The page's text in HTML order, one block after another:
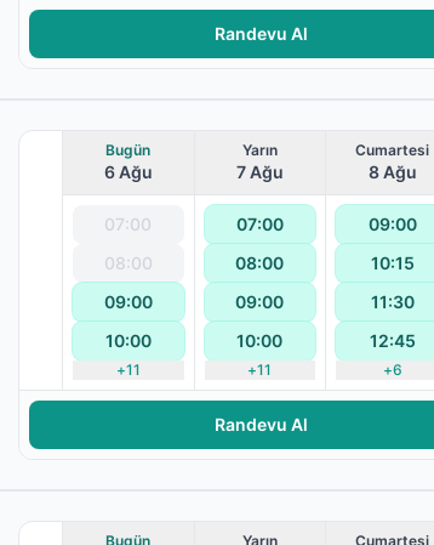
Randevu Al
Bugün
6 Ağu
07:00
08:00
09:00
10:00
+11
Yarın
7 Ağu
07:00
08:00
09:00
10:00
+11
Cumartesi
8 Ağu
09:00
10:15
11:30
12:45
+6
Randevu Al
Bugün Yarın Cumartesi